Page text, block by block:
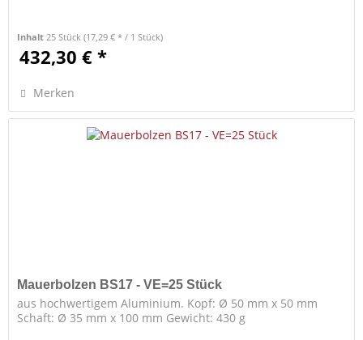
Inhalt 25 Stück(17,29 € * / 1 Stück)
432,30 € *
Merken
Mauerbolzen BS17 - VE=25 Stück
aus hochwertigem Aluminium. Kopf: Ø 50 mm x 50 mm
Schaft: Ø 35 mm x 100 mm Gewicht: 430 g